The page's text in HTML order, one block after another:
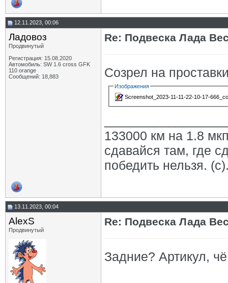
12.11.2023, 00:06
Ладовоз
Продвинутый
Регистрация: 15.08.2020
Автомобиль: SW 1.6 cross GFK
110 orange
Сообщений: 18,883
Re: Подвеска Лада
Созрел на
Изображения
Screenshot_2023-11-11-22-10-17-
133000 км на 1.8
сдавайся там, где
победить нельзя.
13.11.2023, 00:04
AlexS
Продвинутый
Re: Подвеска Лада
Задние? Артикул,